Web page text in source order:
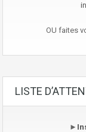
OU faites
LISTE
►